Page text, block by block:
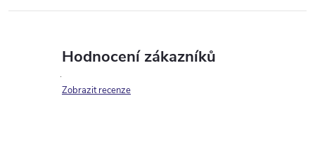
Hodnocení zákazníků
Zobrazit recenze